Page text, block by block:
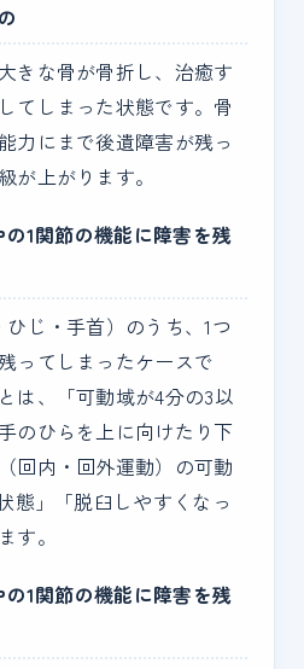
きな骨が骨折し、治癒す
てしまった状態です。骨
力にまで後遺障害が残っ
が上がります。
1関節の機能に障害を残
じ・手首）のうち、1つ
ってしまったケースで
は、「可動域が4分の3以
のひらを上に向けたり下
回内・回外運動）の可動
態」「脱臼しやすくなっ
す。
1関節の機能に障害を残